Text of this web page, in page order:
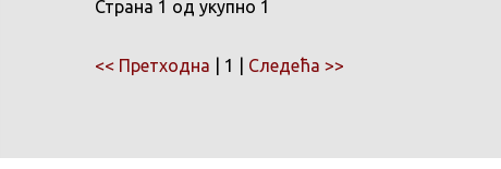
Страна 1 од укупно 1
<< Претходна | 1 | Следећа >>